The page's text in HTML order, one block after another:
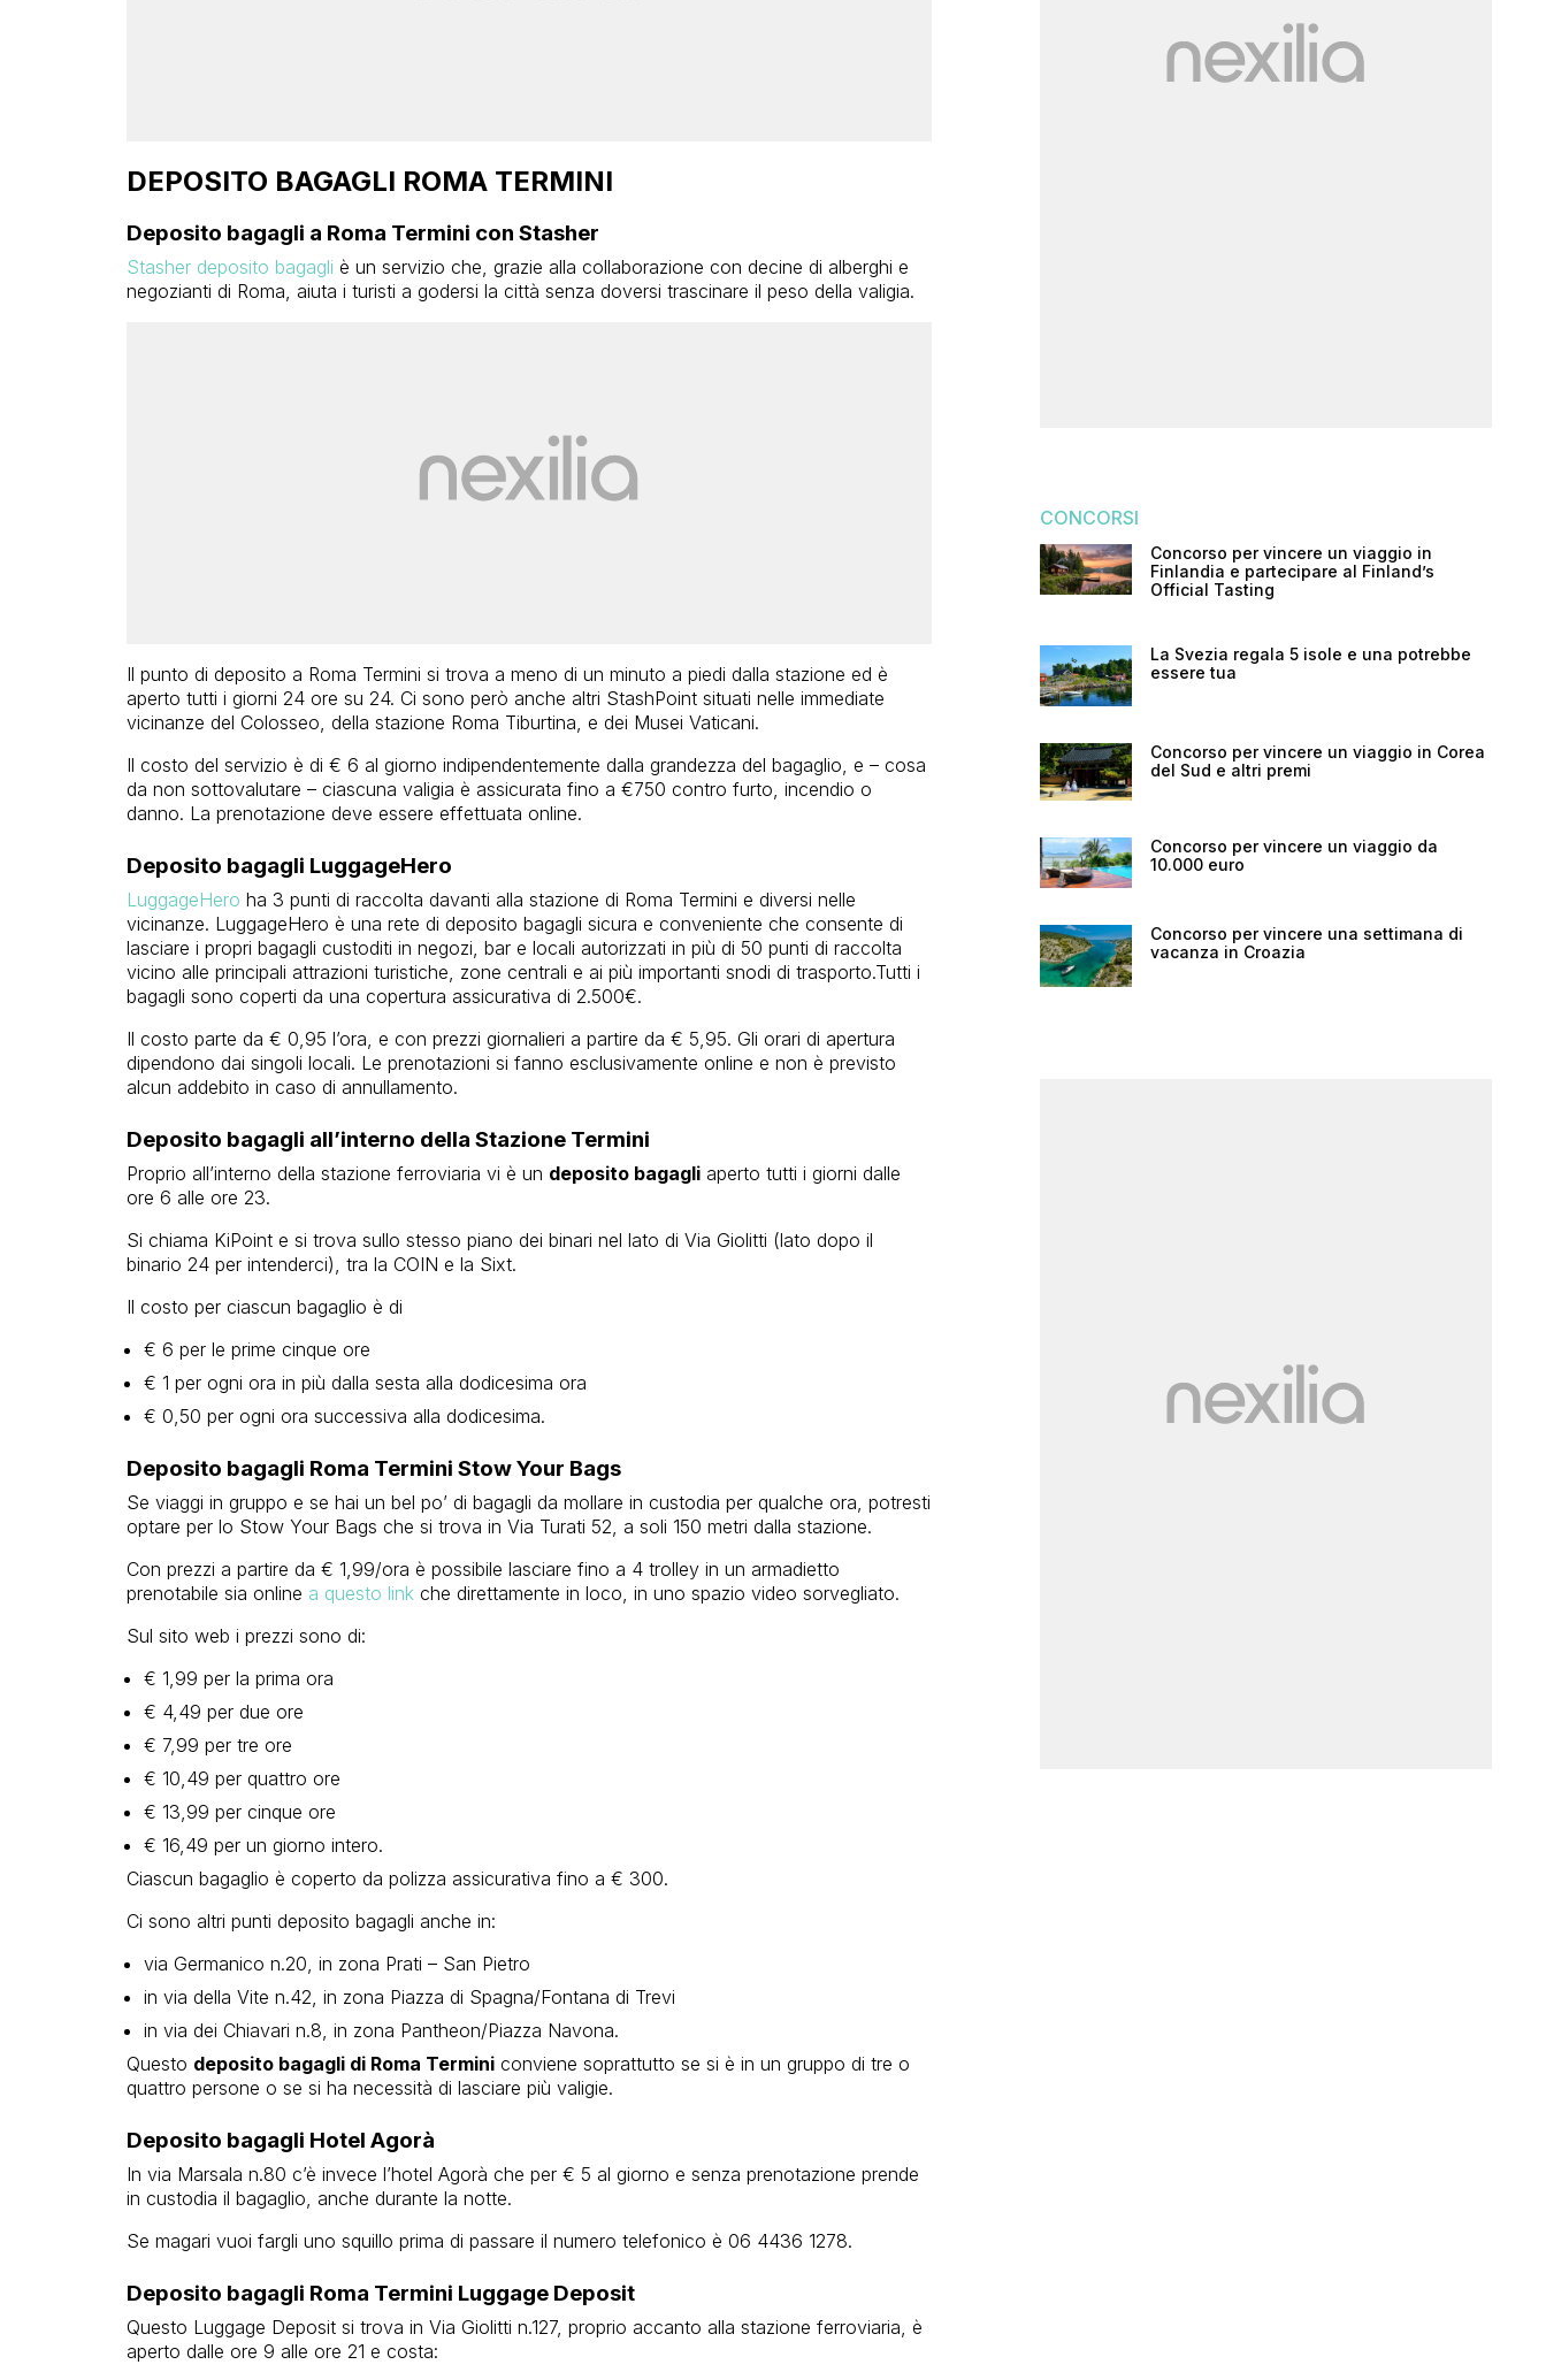
DEPOSITO BAGAGLI ROMA TERMINI
Deposito bagagli a Roma Termini con Stasher
Stasher deposito bagagli è un servizio che, grazie alla collaborazione con decine di alberghi e
negozianti di Roma, aiuta i turisti a godersi la città senza doversi trascinare il peso della valigia.
Il punto di deposito a Roma Termini si trova a meno di un minuto a piedi dalla stazione ed è
aperto tutti i giorni 24 ore su 24. Ci sono però anche altri StashPoint situati nelle immediate
vicinanze del Colosseo, della stazione Roma Tiburtina, e dei Musei Vaticani.
Il costo del servizio è di € 6 al giorno indipendentemente dalla grandezza del bagaglio, e – cosa
da non sottovalutare – ciascuna valigia è assicurata fino a €750 contro furto, incendio o
danno. La prenotazione deve essere effettuata online.
Deposito bagagli LuggageHero
LuggageHero ha 3 punti di raccolta davanti alla stazione di Roma Termini e diversi nelle
vicinanze. LuggageHero è una rete di deposito bagagli sicura e conveniente che consente di
lasciare i propri bagagli custoditi in negozi, bar e locali autorizzati in più di 50 punti di raccolta
vicino alle principali attrazioni turistiche, zone centrali e ai più importanti snodi di trasporto.Tutti i
bagagli sono coperti da una copertura assicurativa di 2.500€.
Il costo parte da € 0,95 l’ora, e con prezzi giornalieri a partire da € 5,95. Gli orari di apertura
dipendono dai singoli locali. Le prenotazioni si fanno esclusivamente online e non è previsto
alcun addebito in caso di annullamento.
Deposito bagagli all’interno della Stazione Termini
Proprio all’interno della stazione ferroviaria vi è un deposito bagagliaperto tutti i giorni dalle
ore 6 alle ore 23.
Si chiama KiPoint e si trova sullo stesso piano dei binari nel lato di Via Giolitti (lato dopo il
binario 24 per intenderci), tra la COIN e la Sixt.
Il costo per ciascun bagaglio è di
€ 6 per le prime cinque ore
€ 1 per ogni ora in più dalla sesta alla dodicesima ora
€ 0,50 per ogni ora successiva alla dodicesima.
Deposito bagagli Roma Termini Stow Your Bags
Se viaggi in gruppo e se hai un bel po’ di bagagli da mollare in custodia per qualche ora, potresti
optare per lo Stow Your Bags che si trova in Via Turati 52, a soli 150 metri dalla stazione.
Con prezzi a partire da € 1,99/ora è possibile lasciare fino a 4 trolley in un armadietto
prenotabile sia online a questo linkche direttamente in loco, in uno spazio video sorvegliato.
Sul sito web i prezzi sono di:
€ 1,99 per la prima ora
€ 4,49 per due ore
€ 7,99 per tre ore
€ 10,49 per quattro ore
€ 13,99 per cinque ore
€ 16,49 per un giorno intero.
Ciascun bagaglio è coperto da polizza assicurativa fino a € 300.
Ci sono altri punti deposito bagagli anche in:
via Germanico n.20, in zona Prati – San Pietro
in via della Vite n.42, in zona Piazza di Spagna/Fontana di Trevi
in via dei Chiavari n.8, in zona Pantheon/Piazza Navona.
Questo deposito bagagli di Roma Terminiconviene soprattutto se si è in un gruppo di tre o
quattro persone o se si ha necessità di lasciare più valigie.
Deposito bagagli Hotel Agorà
In via Marsala n.80 c’è invece l’hotel Agorà che per € 5 al giorno e senza prenotazione prende
in custodia il bagaglio, anche durante la notte.
Se magari vuoi fargli uno squillo prima di passare il numero telefonico è 06 4436 1278.
Deposito bagagli Roma Termini Luggage Deposit
Questo Luggage Deposit si trova in Via Giolitti n.127, proprio accanto alla stazione ferroviaria, è
aperto dalle ore 9 alle ore 21 e costa:
CONCORSI
Concorso per vincere un viaggio in
Finlandia e partecipare al Finland’s
Official Tasting
La Svezia regala 5 isole e una potrebbe
essere tua
Concorso per vincere un viaggio in Corea
del Sud e altri premi
Concorso per vincere un viaggio da
10.000 euro
Concorso per vincere una settimana di
vacanza in Croazia